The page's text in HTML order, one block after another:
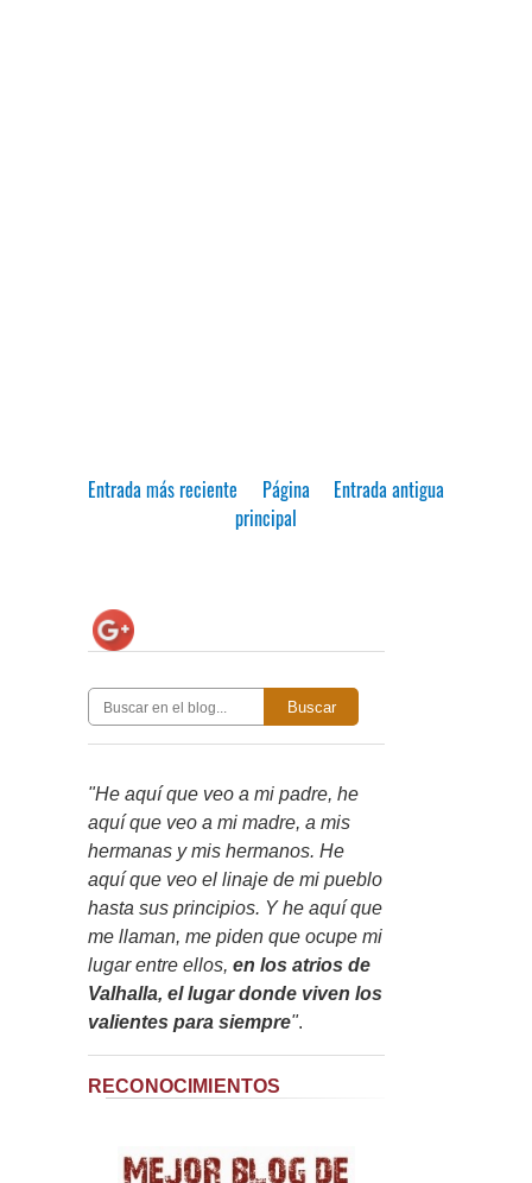
Entrada más reciente Entrada antigua
Página
principal
Buscar
"He aquí que veo a mi padre, he
aquí que veo a mi madre, a mis
hermanas y mis hermanos. He
aquí que veo el linaje de mi pueblo
hasta sus principios. Y he aquí que
me llaman, me piden que ocupe mi
lugar entre ellos, en los atrios de
Valhalla, el lugar donde viven los
valientes para siempre".
RECONOCIMIENTOS